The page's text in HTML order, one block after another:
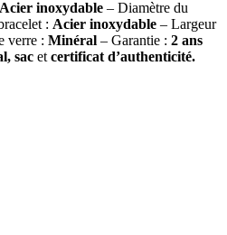
Acier inoxydable – Diamètre du
: Acier inoxydable – Largeur
verre : Minéral – Garantie : 2 ans
sac et certificat d’authenticité.